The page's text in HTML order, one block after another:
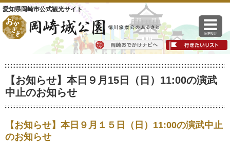
愛知県岡崎市公式観光サイト
MENU
【お知らせ】本日９月15日（日）11:00の演武
中止のお知らせ
【お知らせ】本日９月１５日（日）11:00の演武中止
のお知らせ